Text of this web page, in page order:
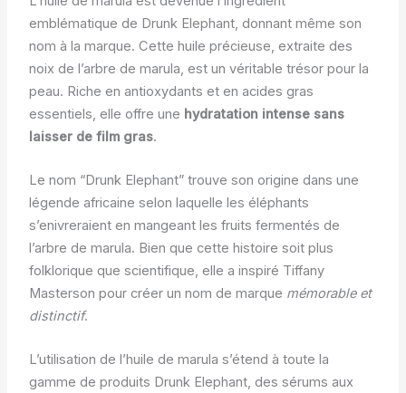
emblématique de Drunk Elephant, donnant même son
nom à la marque. Cette huile précieuse, extraite des
noix de l’arbre de marula, est un véritable trésor pour la
peau. Riche en antioxydants et en acides gras
essentiels, elle offre une hydratation intense sans
laisser de film gras.
Le nom “Drunk Elephant” trouve son origine dans une
légende africaine selon laquelle les éléphants
s’enivreraient en mangeant les fruits fermentés de
l’arbre de marula. Bien que cette histoire soit plus
folklorique que scientifique, elle a inspiré Tiffany
Masterson pour créer un nom de marque mémorable et
distinctif.
L’utilisation de l’huile de marula s’étend à toute la
gamme de produits Drunk Elephant, des sérums aux